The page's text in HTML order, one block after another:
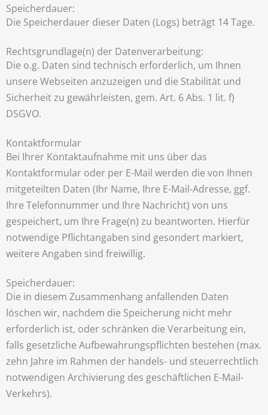
Speicherdauer:
Die Speicherdauer dieser Daten (Logs) beträgt 14 Tage.
Rechtsgrundlage(n) der Datenverarbeitung:
Die o.g. Daten sind technisch erforderlich, um Ihnen
unsere Webseiten anzuzeigen und die Stabilität und
Sicherheit zu gewährleisten, gem. Art. 6 Abs. 1 lit. f)
DSGVO.
Kontaktformular
Bei Ihrer Kontaktaufnahme mit uns über das
Kontaktformular oder per E-Mail werden die von Ihnen
mitgeteilten Daten (Ihr Name, Ihre E-Mail-Adresse, ggf.
Ihre Telefonnummer und Ihre Nachricht) von uns
gespeichert, um Ihre Frage(n) zu beantworten. Hierfür
notwendige Pflichtangaben sind gesondert markiert,
weitere Angaben sind freiwillig.
Speicherdauer:
Die in diesem Zusammenhang anfallenden Daten
löschen wir, nachdem die Speicherung nicht mehr
erforderlich ist, oder schränken die Verarbeitung ein,
falls gesetzliche Aufbewahrungspflichten bestehen (max.
zehn Jahre im Rahmen der handels- und steuerrechtlich
notwendigen Archivierung des geschäftlichen E-Mail-
Verkehrs).